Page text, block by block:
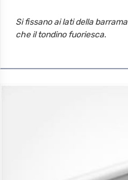
Si fissano ai lati della
che il tondino fuoriesca.